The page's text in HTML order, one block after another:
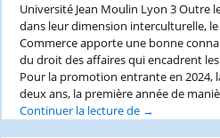
Université Jean Moulin Lyon 3 Outre
dans leur dimension interculturelle,
Commerce apporte une bonne
du droit des affaires qui encadrent
Pour la promotion entrante en 2024,
deux ans, la première année de
Continuer la lecture de [U.
→